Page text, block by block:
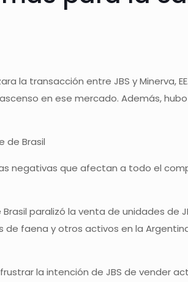
la transacción entre JBS y Minerva,
en ese mercado. Además,
negativas que afectan a todo el
Brasil paralizó la venta de unidades de
faena y otros activos en la
la intención de JBS de vender